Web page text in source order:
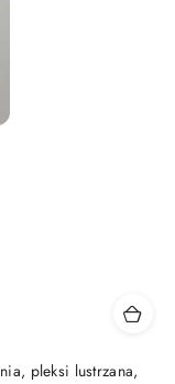
pleksi lustrzana,